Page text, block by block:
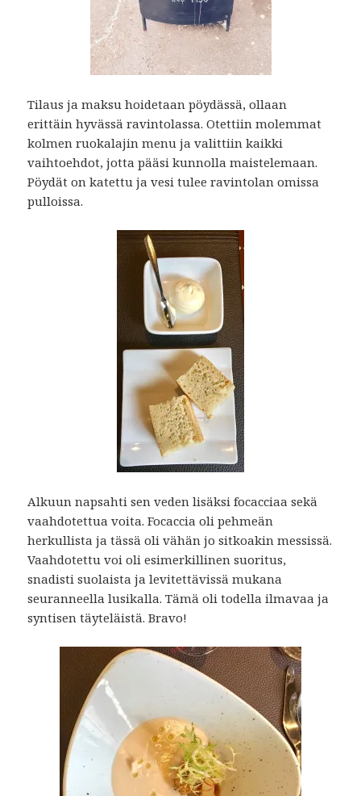
Tilaus ja maksu hoidetaan pöydässä, ollaan
erittäin hyvässä ravintolassa. Otettiin molemmat
kolmen ruokalajin menu ja valittiin kaikki
vaihtoehdot, jotta pääsi kunnolla maistelemaan.
Pöydät on katettu ja vesi tulee ravintolan omissa
pulloissa.
Alkuun napsahti sen veden lisäksi focacciaa sekä
vaahdotettua voita. Focaccia oli pehmeän
herkullista ja tässä oli vähän jo sitkoakin messissä.
Vaahdotettu voi oli esimerkillinen suoritus,
snadisti suolaista ja levitettävissä mukana
seuranneella lusikalla. Tämä oli todella ilmavaa ja
syntisen täyteläistä. Bravo!